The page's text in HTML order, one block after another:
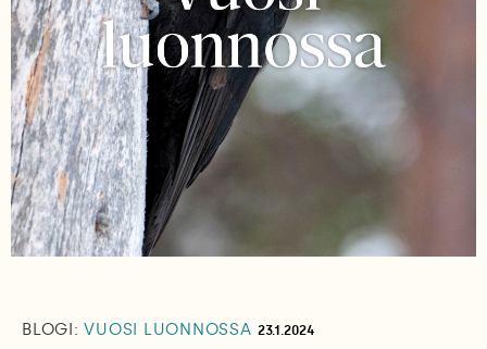
BLOGI: VUOSI LUONNOSSA 23.1.2024